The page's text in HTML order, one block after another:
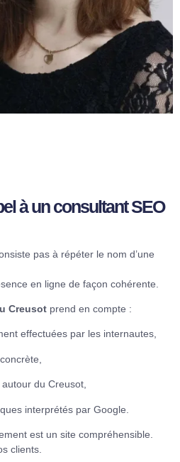
à unconsultant SEO
pas à répéter le nom d’une
en ligne de façon cohérente.
Creusot prend en compte :
effectuées par les internautes,
du Creusot,
interprétés par Google.
est un site compréhensible.
clients.